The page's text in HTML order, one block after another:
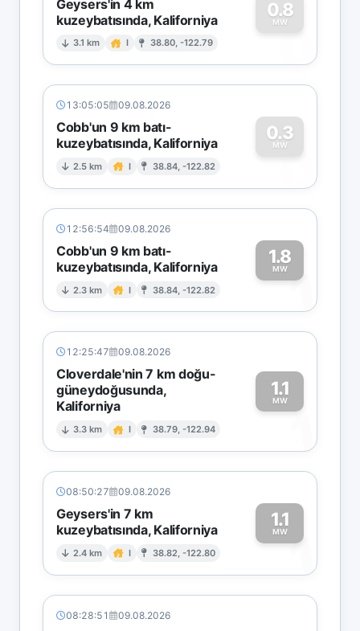
Geysers'in 4 km
kuzeybatısında, Kaliforniya
3.1 km I 38.80, -122.79
0.8
MW
0
13:05:05 09.08.2026
Cobb'un 9 km batı-
kuzeybatısında, Kaliforniya
2.5 km I 38.84, -122.82
0.3
MW
0
12:56:54 09.08.2026
Cobb'un 9 km batı-
kuzeybatısında, Kaliforniya
2.3 km I 38.84, -122.82
1.8
MW1
12:25:47 09.08.2026
Cloverdale'nin 7 km doğu-
güneydoğusunda,
Kaliforniya
3.3 km I 38.79, -122.94
1.1
MW
1
08:50:27 09.08.2026
Geysers'in 7 km
kuzeybatısında, Kaliforniya
2.4 km I 38.82, -122.80
1.1
MW1
08:28:51 09.08.2026